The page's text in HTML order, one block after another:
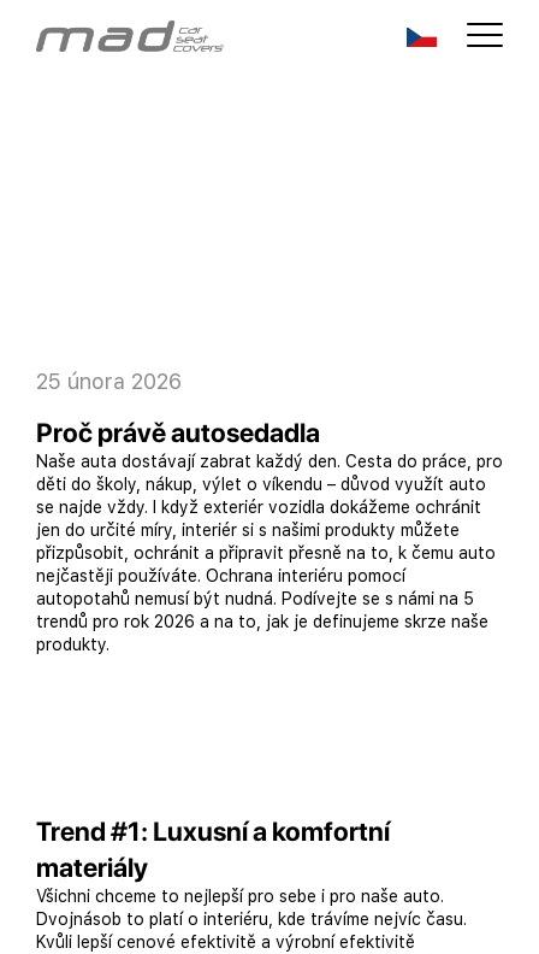
25 února 2026
Proč právě autosedadla
Naše auta dostávají zabrat každý den. Cesta do práce, pro
děti do školy, nákup, výlet o víkendu – důvod využít auto
se najde vždy. I když exteriér vozidla dokážeme ochránit
jen do určité míry, interiér si s našimi produkty můžete
přizpůsobit, ochránit a připravit přesně na to, k čemu auto
nejčastěji používáte. Ochrana interiéru pomocí
autopotahů nemusí být nudná. Podívejte se s námi na 5
trendů pro rok 2026 a na to, jak je definujeme skrze naše
produkty.
Trend #1: Luxusní a komfortní
materiály
Všichni chceme to nejlepší pro sebe i pro naše auto.
Dvojnásob to platí o interiéru, kde trávíme nejvíc času.
Kvůli lepší cenové efektivitě a výrobní efektivitě